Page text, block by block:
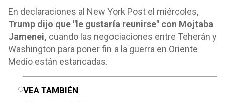
En declaraciones al New York Post el miércoles,
Trump dijo que "le gustaría reunirse" con Mojtaba
Jamenei, cuando las negociaciones entre Teherán y
Washington para poner fin a la guerra en Oriente
Medio están estancadas.
VEA TAMBIÉN